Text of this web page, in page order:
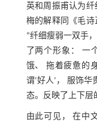
英和周振甫认为
梅的解释同《毛诗
“纤细瘦弱一双手
了两个形象： 一
饿、 拖着疲惫的
谓‘好人’， 服饰
态。反映了上下层
由此可见， 在中